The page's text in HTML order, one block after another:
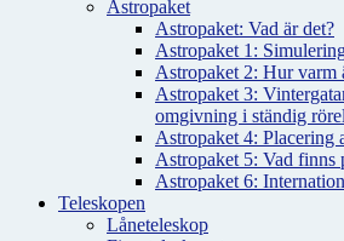
Astropaket
Astropaket: Vad är det?
Astropaket 1:
Astropaket 2: Hur varm
Astropaket 3:
omgivning i ständig
Astropaket 4: Placering
Astropaket 5: Vad finns
Astropaket 6:
Teleskopen
Låneteleskop